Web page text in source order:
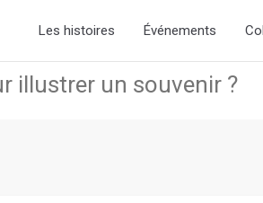
Les histoires Événements